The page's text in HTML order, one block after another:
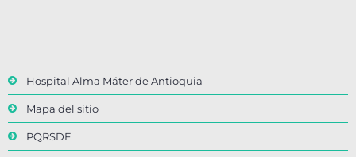
Hospital Alma Máter de Antioquia
Mapa del sitio
PQRSDF